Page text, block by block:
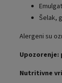
Šelak,
Alergeni su
Upozorenje:
Nutritivne